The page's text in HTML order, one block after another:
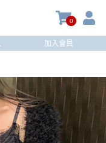
0
加入會員